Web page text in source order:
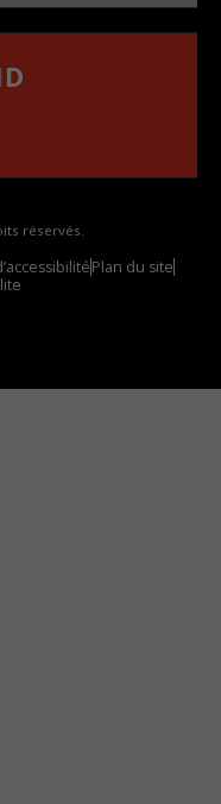
réservés.
Plan du site